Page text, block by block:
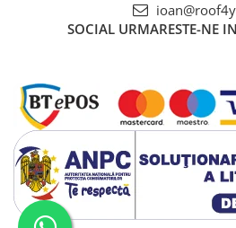
SOCIAL URMARESTE-NE